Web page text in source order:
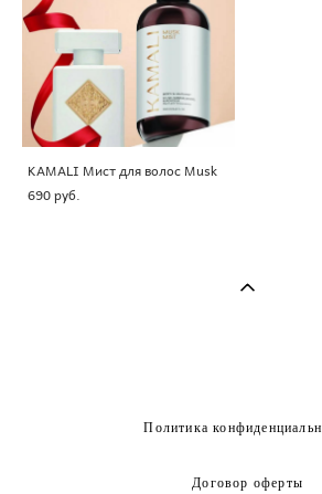
KAMALI Мист для волос Musk
690 pуб.
Политика
Договор оферты